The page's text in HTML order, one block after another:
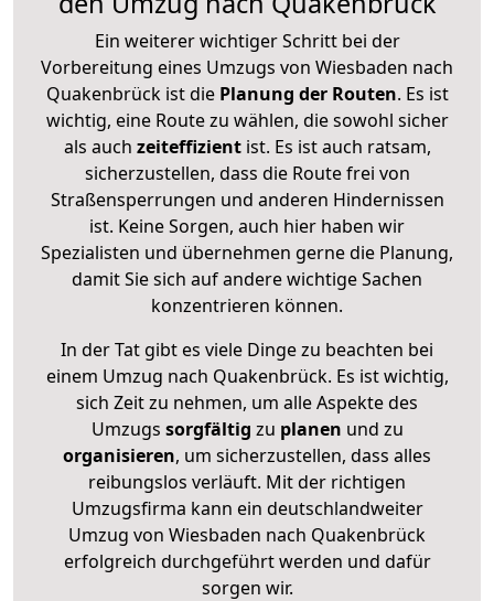
Ein weiterer wichtiger Schritt bei der
Vorbereitung eines Umzugs von Wiesbaden nach
Quakenbrück ist diePlanung der Routen. Es ist
wichtig, eine Route zu wählen, die sowohl sicher
als auch zeiteffizientist. Es ist auch ratsam,
sicherzustellen, dass die Route frei von
Straßensperrungen und anderen Hindernissen
ist. Keine Sorgen, auch hier haben wir
Spezialisten und übernehmen gerne die Planung,
damit Sie sich auf andere wichtige Sachen
konzentrieren können.
In der Tat gibt es viele Dinge zu beachten bei
einem Umzug nach Quakenbrück. Es ist wichtig,
sich Zeit zu nehmen, um alle Aspekte des
Umzugs sorgfältig zu planen und zu
organisieren, um sicherzustellen, dass alles
reibungslos verläuft. Mit der richtigen
Umzugsfirma kann ein deutschlandweiter
Umzug von Wiesbaden nach Quakenbrück
erfolgreich durchgeführt werden und dafür
sorgen wir.